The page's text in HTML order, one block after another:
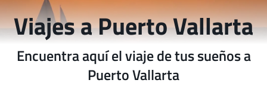
Viajes a Puerto Vallarta
Encuentra aquí el viaje de tus sueños a
Puerto Vallarta